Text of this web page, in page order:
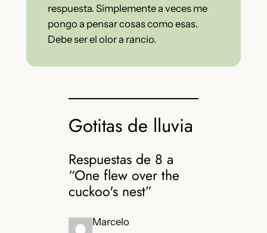
respuesta. Simplemente a veces me
pongo a pensar cosas como esas.
Debe ser el olor a rancio.
Gotitas de lluvia
Respuestas de 8 a
“One flew over the
cuckoo's nest”
Marcelo